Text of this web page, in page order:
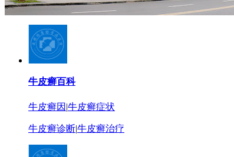
牛皮癣百科
牛皮癣因 |牛皮癣症状
牛皮癣诊断|牛皮癣治疗